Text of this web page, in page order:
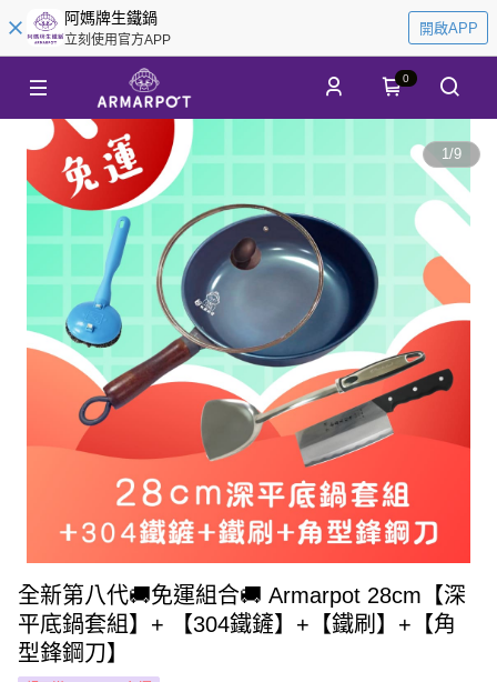
阿媽牌生鐵鍋
立刻使用官方APP
開啟APP
0
1/9
全新第八代🚚免運組合🚚 Armarpot 28cm【深
平底鍋套組】+ 【304鐵鏟】+【鐵刷】+【角
型鋒鋼刀】